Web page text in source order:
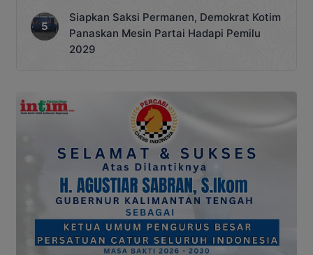
Siapkan Saksi Permanen, Demokrat Kotim
Panaskan Mesin Partai Hadapi Pemilu
2029